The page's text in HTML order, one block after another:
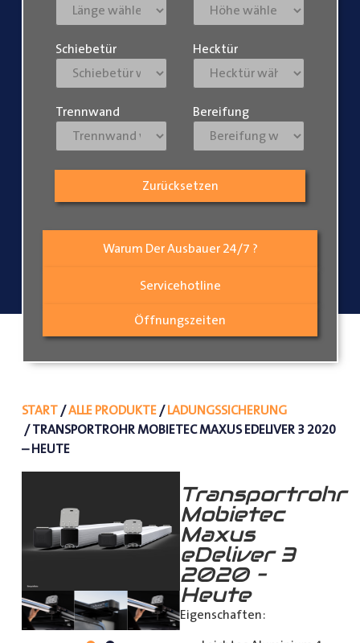
Warum Der Ausbauer 24/7 ?
Servicehotline
Öffnungszeiten
Schiebetür Hecktür
Trennwand Bereifung
Zurücksetzen
START/ALLE PRODUKTE/LADUNGSSICHERUNG
/ TRANSPORTROHR MOBIETEC MAXUS EDELIVER 3 2020
– HEUTE
Transportrohr
Mobietec
Maxus
eDeliver 3
2020 –
Heute
Eigenschaften: